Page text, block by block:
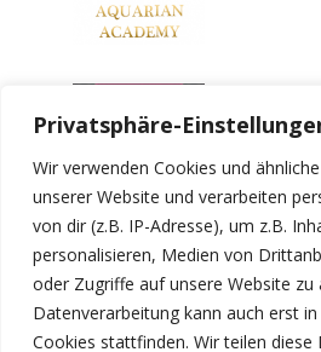
Privatsphäre-
Wir verwenden Cookies und
unserer Website und verarbeiten
von dir (z.B. IP-Adresse), um z.B.
personalisieren, Medien von
oder Zugriffe auf unsere Website zu
Datenverarbeitung kann auch erst
Cookies stattfinden. Wir teilen